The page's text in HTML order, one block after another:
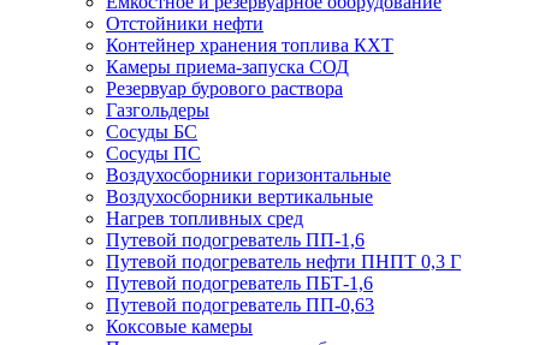
Отстойники нефти
Контейнер хранения топлива КХТ
Камеры приема-запуска СОД
Резервуар бурового раствора
Газгольдеры
Сосуды БС
Сосуды ПС
Воздухосборники горизонтальные
Воздухосборники вертикальные
Нагрев топливных сред
Путевой подогреватель ПП-1,6
Путевой подогреватель нефти ПНПТ 0,3 Г
Путевой подогреватель ПБТ-1,6
Путевой подогреватель ПП-0,63
Коксовые камеры